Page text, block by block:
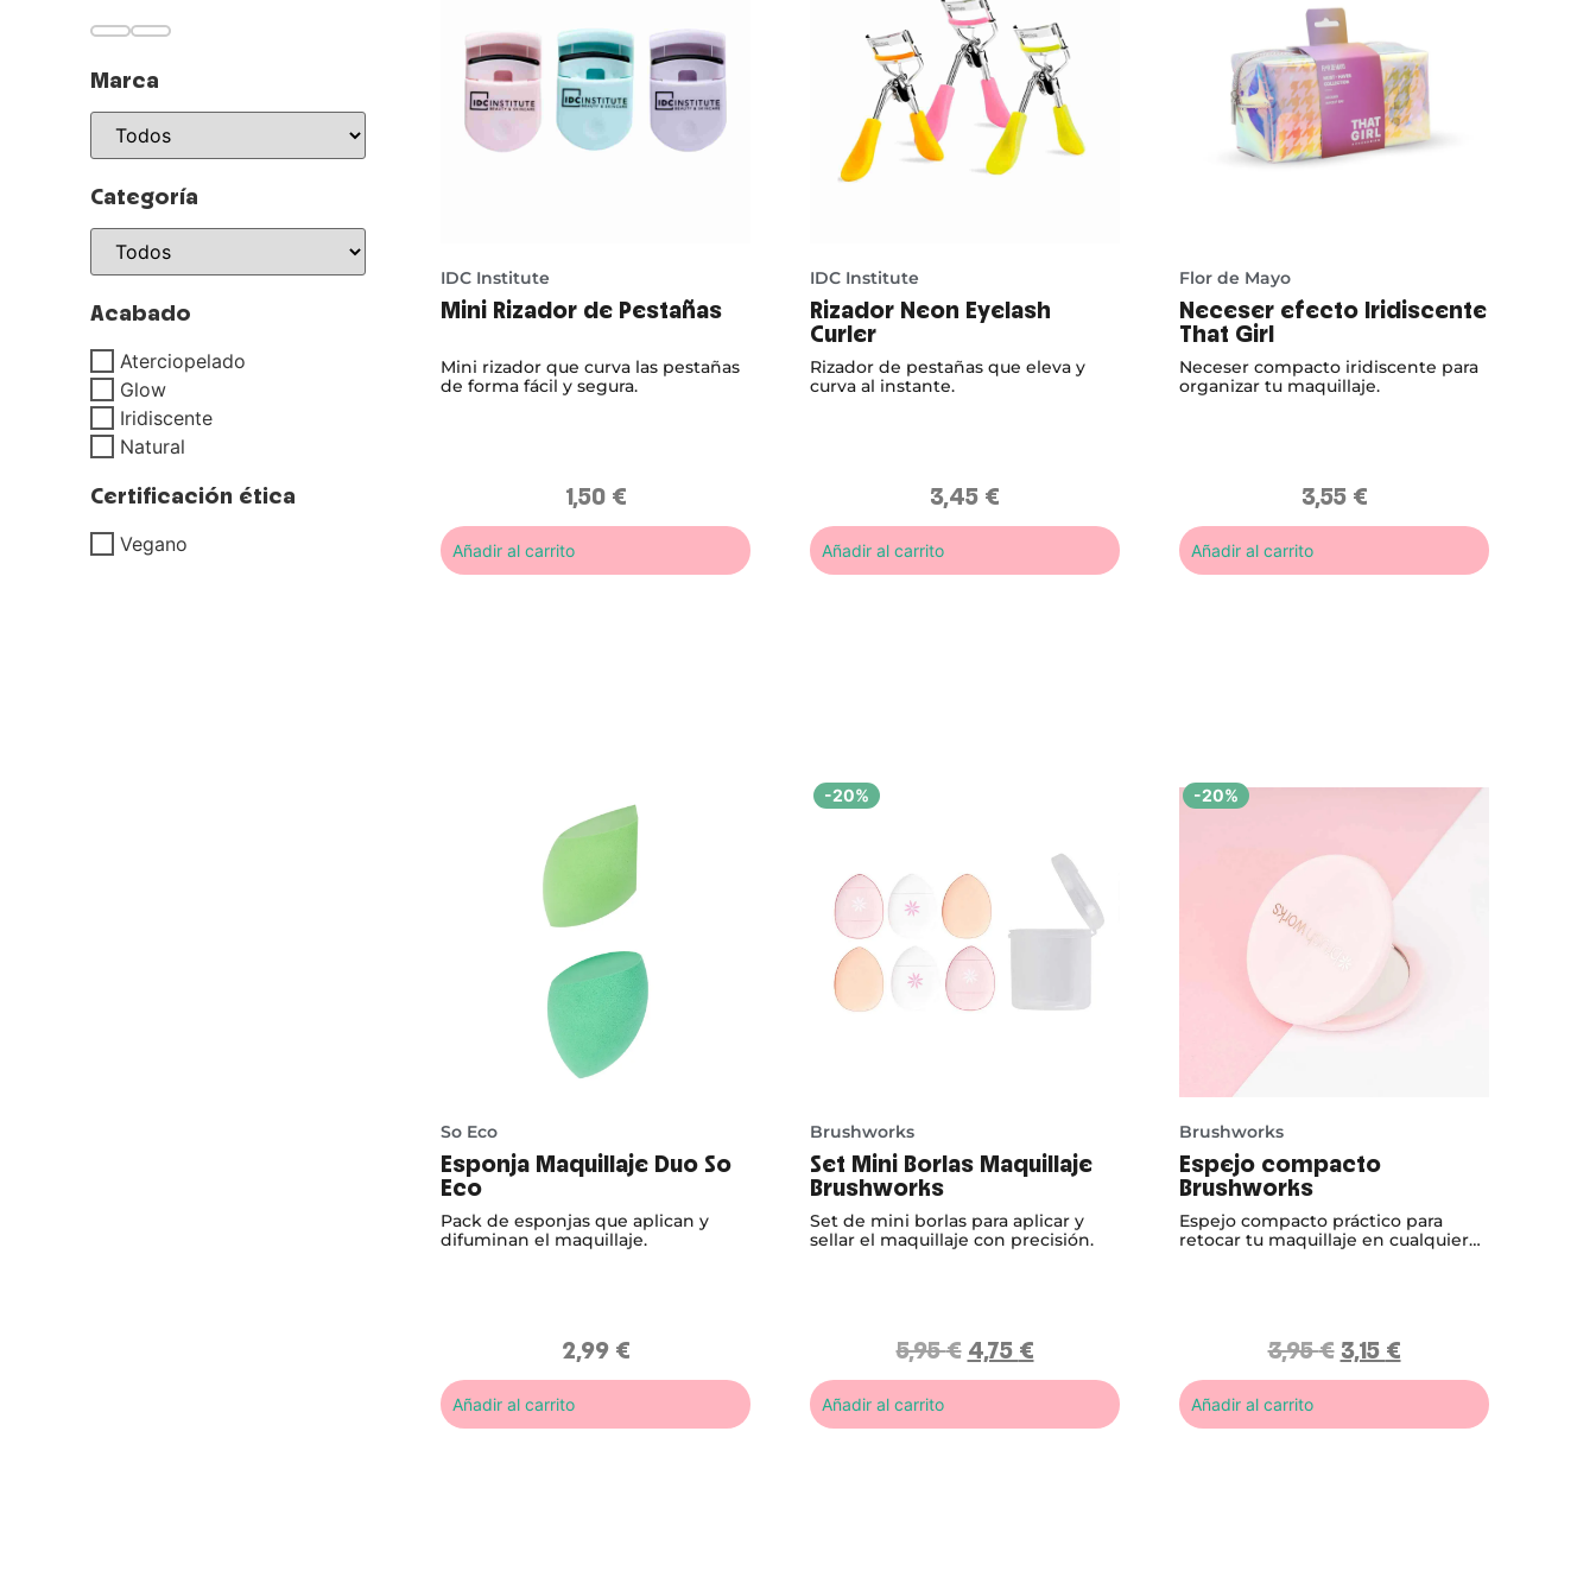
Marca
Categoría
Acabado
Aterciopelado
Glow
Iridiscente
Natural
Certificación ética
Vegano
IDC Institute
Mini Rizador de Pestañas
Mini rizador que curva las pestañas
de forma fácil y segura.
1,50 €
Añadir al carrito
IDC Institute
Rizador Neon Eyelash
Curler
Rizador de pestañas que eleva y
curva al instante.
3,45 €
Añadir al carrito
Flor de Mayo
Neceser efecto Iridiscente
That Girl
Neceser compacto iridiscente para
organizar tu maquillaje.
3,55 €
Añadir al carrito
So Eco
Esponja Maquillaje Duo So
Eco
Pack de esponjas que aplican y
difuminan el maquillaje.
2,99 €
Añadir al carrito
-20%
Brushworks
Set Mini Borlas Maquillaje
Brushworks
Set de mini borlas para aplicar y
sellar el maquillaje con precisión.
5,95€ 4,75 €
Añadir al carrito
-20%
Brushworks
Espejo compacto
Brushworks
Espejo compacto práctico para
retocar tu maquillaje en cualquier
3,95€ 3,15 €
Añadir al carrito